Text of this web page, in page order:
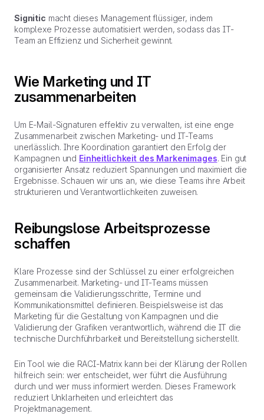
Signitic macht dieses Management flüssiger, indem
komplexe Prozesse automatisiert werden, sodass das IT-
Team an Effizienz und Sicherheit gewinnt.
Wie Marketing und IT
zusammenarbeiten
Um E-Mail-Signaturen effektiv zu verwalten, ist eine enge
Zusammenarbeit zwischen Marketing- und IT-Teams
unerlässlich. Ihre Koordination garantiert den Erfolg der
Kampagnen und Einheitlichkeit des Markenimages. Ein gut
organisierter Ansatz reduziert Spannungen und maximiert die
Ergebnisse. Schauen wir uns an, wie diese Teams ihre Arbeit
strukturieren und Verantwortlichkeiten zuweisen.
Reibungslose Arbeitsprozesse
schaffen
Klare Prozesse sind der Schlüssel zu einer erfolgreichen
Zusammenarbeit. Marketing- und IT-Teams müssen
gemeinsam die Validierungsschritte, Termine und
Kommunikationsmittel definieren. Beispielsweise ist das
Marketing für die Gestaltung von Kampagnen und die
Validierung der Grafiken verantwortlich, während die IT die
technische Durchführbarkeit und Bereitstellung sicherstellt.
Ein Tool wie die RACI-Matrix kann bei der Klärung der Rollen
hilfreich sein: wer entscheidet, wer führt die Ausführung
durch und wer muss informiert werden. Dieses Framework
reduziert Unklarheiten und erleichtert das
Projektmanagement.